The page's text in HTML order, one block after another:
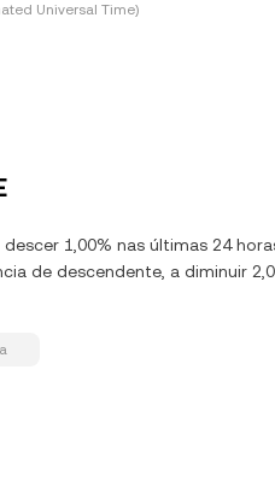
Universal Time)
1,00% nas últimas 24
de descendente, a diminuir